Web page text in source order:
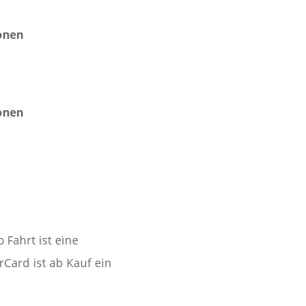
Fahrt ist eine
ist ab Kauf ein